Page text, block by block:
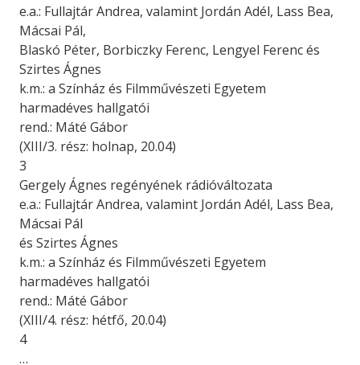
e.a.: Fullajtár Andrea, valamint Jordán Adél, Lass Bea,
Mácsai Pál,
Blaskó Péter, Borbiczky Ferenc, Lengyel Ferenc és
Szirtes Ágnes
k.m.: a Színház és Filmművészeti Egyetem
harmadéves hallgatói
rend.: Máté Gábor
(XIII/3. rész: holnap, 20.04)
3
Gergely Ágnes regényének rádióváltozata
e.a.: Fullajtár Andrea, valamint Jordán Adél, Lass Bea,
Mácsai Pál
és Szirtes Ágnes
k.m.: a Színház és Filmművészeti Egyetem
harmadéves hallgatói
rend.: Máté Gábor
(XIII/4. rész: hétfő, 20.04)
4
…